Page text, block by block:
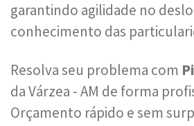
garantindo agilidade no
conhecimento das
Resolva seu problema com
da Várzea - AM de forma
Orçamento rápido e sem